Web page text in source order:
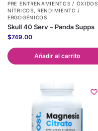
PRE ENTRENAMIENTOS / ÓXIDOS
NÍTRICOS,RENDIMIENTO /
ERGOGÉNICOS
Skull 40 Serv – Panda Supps
$749.00
Añadir al carrito